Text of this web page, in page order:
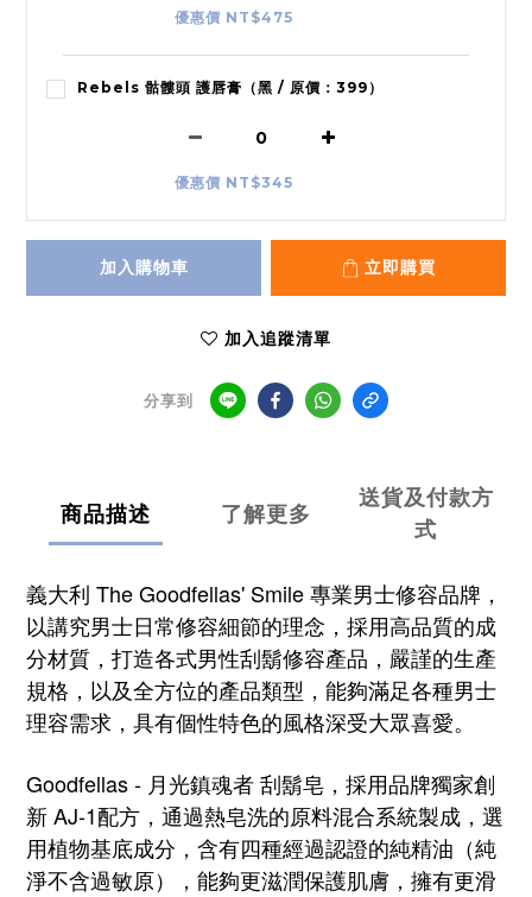
優惠價 NT$475
Rebels 骷髏頭 護唇膏（黑 / 原價：399）
優惠價 NT$345
加入購物車 立即購買
加入追蹤清單
分享到
商品描述 了解更多
送貨及付款方
式
義大利 The Goodfellas' Smile 專業男士修容品牌，
以講究男士日常修容細節的理念，採用高品質的成
分材質，打造各式男性刮鬍修容產品，嚴謹的生產
規格，以及全方位的產品類型，能夠滿足各種男士
理容需求，具有個性特色的風格深受大眾喜愛。
Goodfellas - 月光鎮魂者 刮鬍皂，採用品牌獨家創
新 AJ-1配方，通過熱皂洗的原料混合系統製成，選
用植物基底成分，含有四種經過認證的純精油（純
淨不含過敏原）， 能夠更滋潤保護肌膚，擁有更滑